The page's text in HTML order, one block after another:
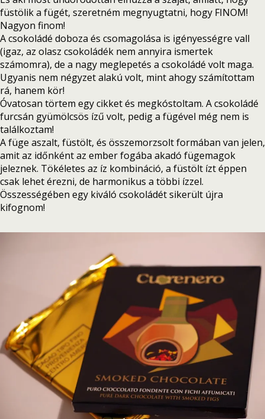
füstölik a fügét, szeretném megnyugtatni, hogy FINOM!
Nagyon finom!
A csokoládé doboza és csomagolása is igényességre vall
(igaz, az olasz csokoládék nem annyira ismertek
számomra), de a nagy meglepetés a csokoládé volt maga.
Ugyanis nem négyzet alakú volt, mint ahogy számítottam
rá, hanem kör!
Óvatosan törtem egy cikket és megkóstoltam. A csokoládé
furcsán gyümölcsös ízű volt, pedig a fügével még nem is
találkoztam!
A füge aszalt, füstölt, és összemorzsolt formában van jelen,
amit az időnként az ember fogába akadó fügemagok
jeleznek. Tökéletes az íz kombináció, a füstölt ízt éppen
csak lehet érezni, de harmonikus a többi ízzel.
Összességében egy kiváló csokoládét sikerült újra
kifognom!